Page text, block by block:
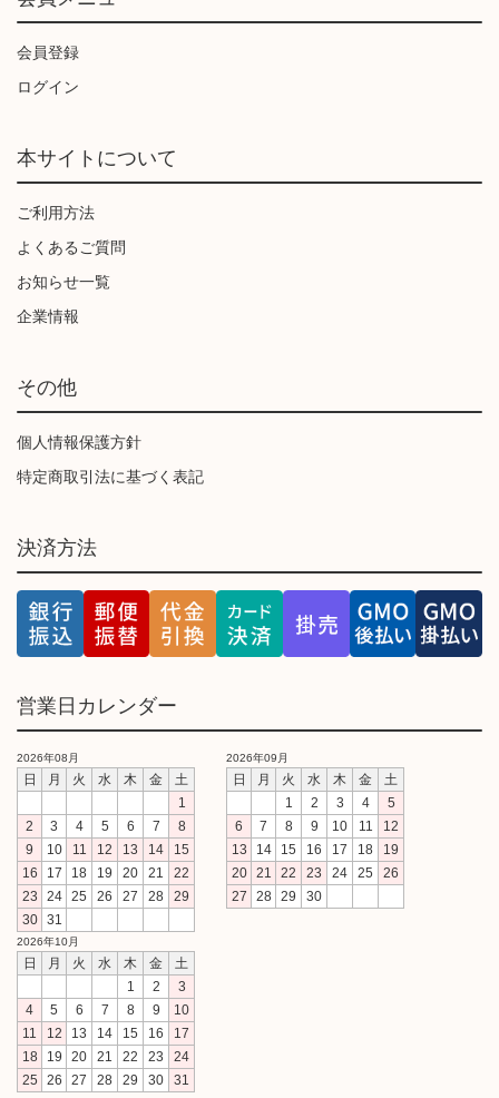
会員登録
ログイン
本サイトについて
ご利用方法
よくあるご質問
お知らせ一覧
企業情報
その他
個人情報保護方針
特定商取引法に基づく表記
決済方法
営業日カレンダー
2026年08月
日 月 火 水 木 金
土
1
2
3 4 5 6 7
8
9
10 11 12 13 14
15
16
17 18 19 20 21
22
23
24 25 26 27 28
29
30
31
2026年09月
日 月 火 水 木 金
土
1
2 3 4
5
6
7 8 9 10 11
12
13
14 15 16 17 18
19
20
21 22 23 24 25
26
27
28 29 30
2026年10月
日 月 火 水 木 金
土
1
2
3
4
5 6 7 8 9
10
11
12 13 14 15 16
17
18
19 20 21 22 23
24
25
26 27 28 29 30 31